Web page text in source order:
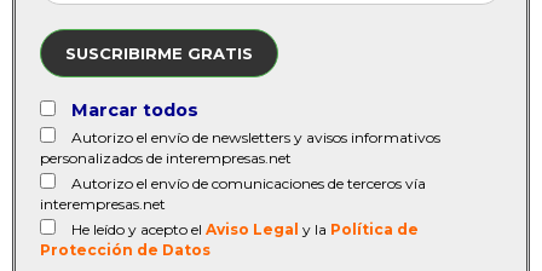
SUSCRIBIRME GRATIS
Marcar todos
Autorizo el envío de newsletters y avisos informativos
personalizados de interempresas.net
Autorizo el envío de comunicaciones de terceros vía
interempresas.net
He leído y acepto el Aviso Legal y la Política de
Protección de Datos